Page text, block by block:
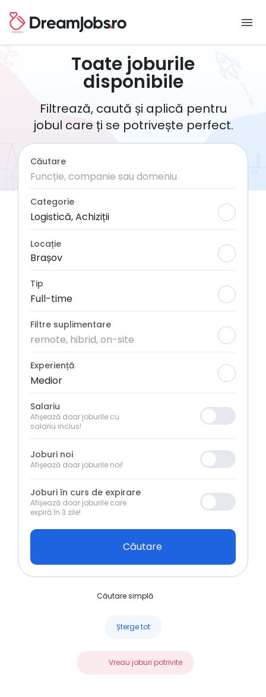
menu
Toate joburile
disponibile
Filtrează, caută și aplică pentru
jobul care ți se potrivește perfect.
Căutare
Categorie
Logistică, Achiziții
Locație
Brașov
Tip
Full-time
Filtre suplimentare
remote, hibrid, on-site
Experiență
Medior
Salariu
Afișează doar joburile cu
salariu inclus!
Joburi noi
Afișează doar joburile noi!
Joburi în curs de expirare
Afișează doar joburile care
expiră în 3 zile!
Căutare
Căutare simplă
Șterge tot
Vreau joburi potrivite